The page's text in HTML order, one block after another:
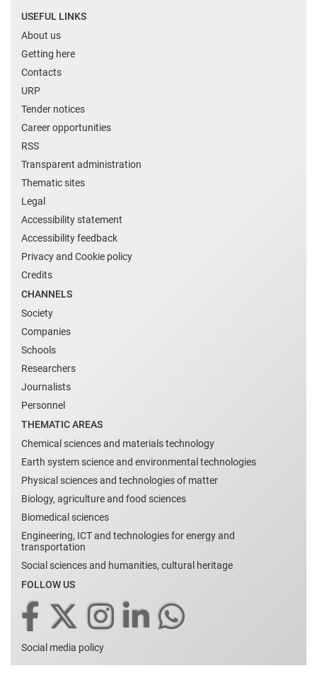
USEFUL LINKS
About us
Getting here
Contacts
URP
Tender notices
Career opportunities
RSS
Transparent administration
Thematic sites
Legal
Accessibility statement
Accessibility feedback
Privacy and Cookie policy
Credits
CHANNELS
Society
Companies
Schools
Researchers
Journalists
Personnel
THEMATIC AREAS
Chemical sciences and materials technology
Earth system science and environmental technologies
Physical sciences and technologies of matter
Biology, agriculture and food sciences
Biomedical sciences
Engineering, ICT and technologies for energy and
transportation
Social sciences and humanities, cultural heritage
FOLLOW US
Social media policy